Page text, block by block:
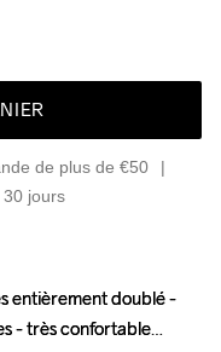
de plus de €50
jours
entièrement doublé -
- très confortable
entièrement doublé -
- très confortable